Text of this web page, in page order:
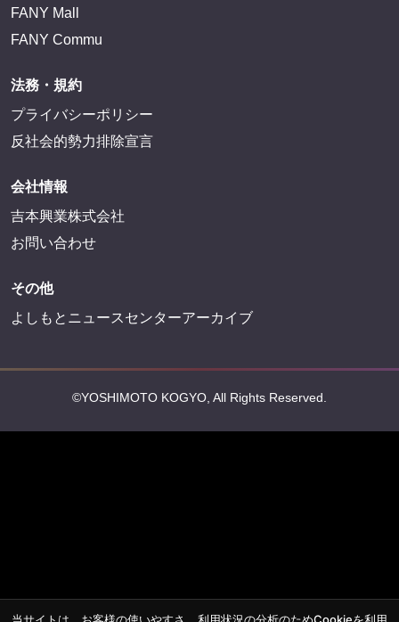
FANY Mall
FANY Commu
法務・規約
プライバシーポリシー
反社会的勢力排除宣言
会社情報
吉本興業株式会社
お問い合わせ
その他
よしもとニュースセンターアーカイブ
©YOSHIMOTO KOGYO, All Rights Reserved.